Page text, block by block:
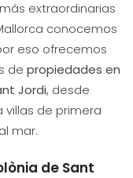
extraordinarias
conocemos
eso ofrecemos
de propiedades en
Jordi, desde
de primera
mar.
de Sant